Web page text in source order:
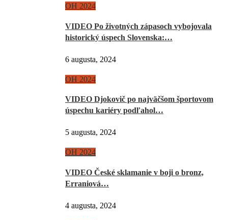
OH 2024
VIDEO Po životných zápasoch vybojovala
historický úspech Slovenska:…
6 augusta, 2024
OH 2024
VIDEO Djokovič po najväčšom športovom
úspechu kariéry podľahol…
5 augusta, 2024
OH 2024
VIDEO České sklamanie v boji o bronz,
Erraniová…
4 augusta, 2024